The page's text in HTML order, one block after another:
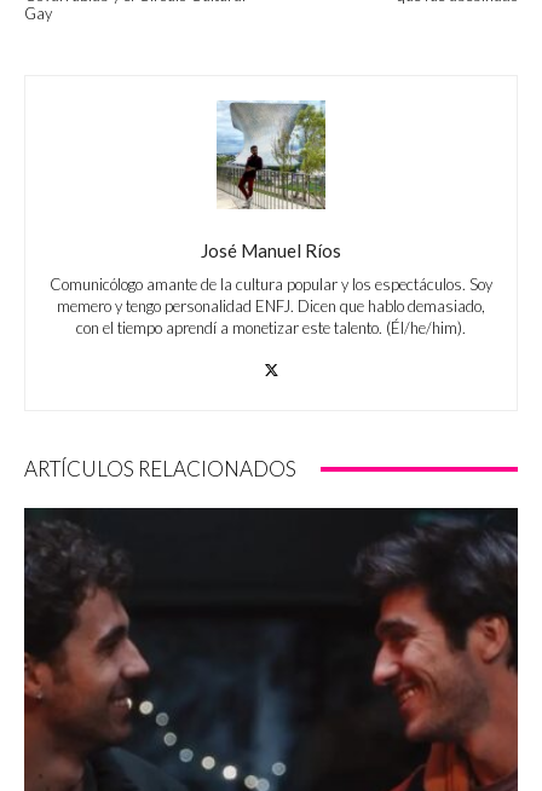
Gay
José Manuel Ríos
Comunicólogo amante de la cultura popular y los espectáculos. Soy
memero y tengo personalidad ENFJ. Dicen que hablo demasiado,
con el tiempo aprendí a monetizar este talento. (Él/he/him).
ARTÍCULOS RELACIONADOS